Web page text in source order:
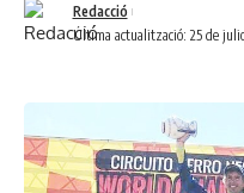
Última actualització: 25 de
Redacció